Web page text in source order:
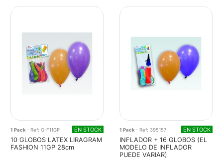
1 Pack - Ref: G-F11GP EN STOCK
10 GLOBOS LATEX LIRAGRAM
FASHION 11GP 28cm
1 Pack - Ref: 395157 EN STOCK
INFLADOR + 16 GLOBOS (EL
MODELO DE INFLADOR
PUEDE VARIAR)